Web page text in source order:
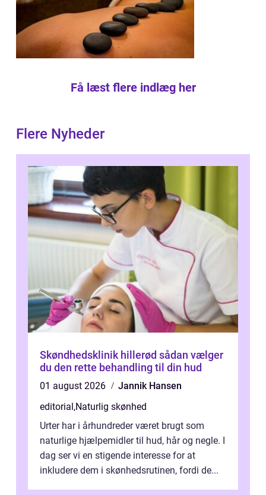
Få læst flere indlæg her
Flere Nyheder
Skøndhedsklinik hillerød sådan vælger
du den rette behandling til din hud
01 august 2026
Jannik Hansen
editorial,Naturlig skønhed
Urter har i århundreder været brugt som
naturlige hjælpemidler til hud, hår og negle. I
dag ser vi en stigende interesse for at
inkludere dem i skønhedsrutinen, fordi de...